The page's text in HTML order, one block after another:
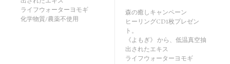
ライフウォーターヨモギ
化学物質/農薬不使用
森の癒しキャンペーン
ヒーリングCD1枚プレゼン
ト。
《よもぎ》 から、低温真空抽
出されたエキス
ライフウォーターヨモギ